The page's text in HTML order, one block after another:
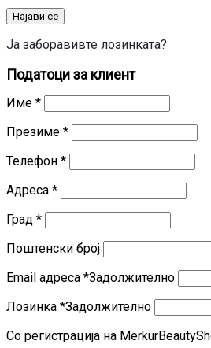
Најави се
Ја заборавивте лозинката?
Податоци за клиент
Име *
Презиме *
Телефон *
Адреса *
Град *
Поштенски број
Email адреса *Задолжително
Лозинка *Задолжително
Со регистрација на